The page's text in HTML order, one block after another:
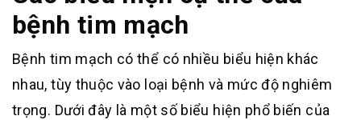
bệnh tim mạch
Bệnh tim mạch có thể có nhiều biểu hiện khác
nhau, tùy thuộc vào loại bệnh và mức độ nghiêm
trọng. Dưới đây là một số biểu hiện phổ biến của